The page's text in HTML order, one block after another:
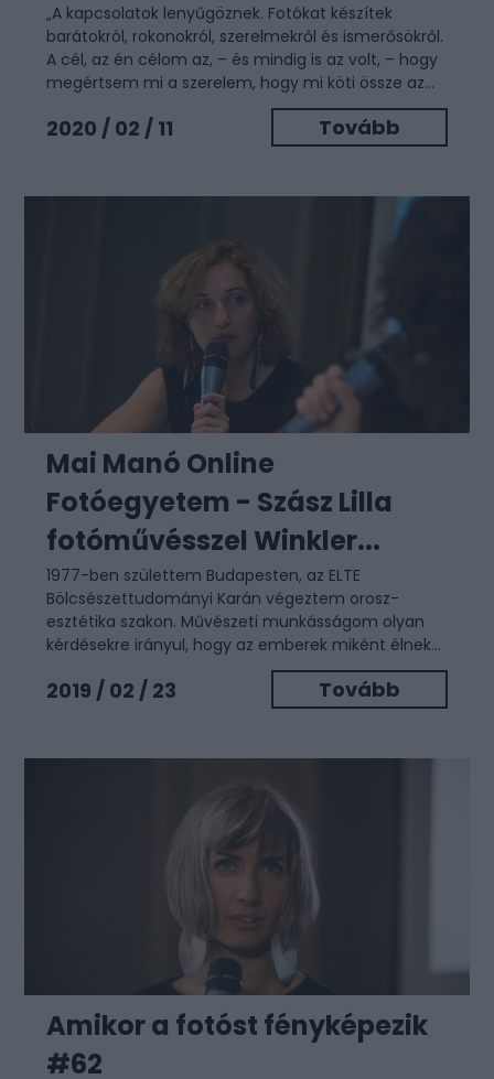
„A kapcsolatok lenyűgöznek. Fotókat készítek
barátokról, rokonokról, szerelmekről és ismerősökről.
A cél, az én célom az, – és mindig is az volt, – hogy
megértsem mi a szerelem, hogy mi köti össze az...
2020 / 02 / 11 Tovább
Mai Manó Online
Fotóegyetem - Szász Lilla
fotóművésszel Winkler...
1977-ben születtem Budapesten, az ELTE
Bölcsészettudományi Karán végeztem orosz-
esztétika szakon. Művészeti munkásságom olyan
kérdésekre irányul, hogy az emberek miként élnek...
2019 / 02 / 23 Tovább
Amikor a fotóst fényképezik
#62